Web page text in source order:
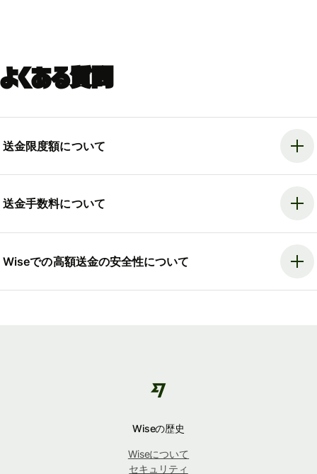
よくある質問
送金限度額について
送金手数料について
Wiseでの高額送金の安全性について
Wiseの歴史
Wiseについて
セキュリティ